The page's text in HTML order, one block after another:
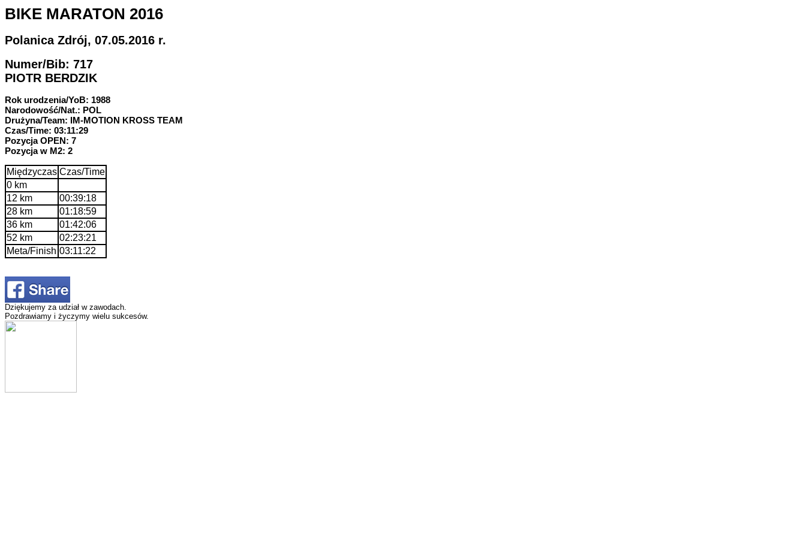
BIKE MARATON 2016
Polanica Zdrój, 07.05.2016 r.
Numer/Bib: 717
PIOTR BERDZIK
Rok urodzenia/YoB: 1988
Narodowość/Nat.: POL
Drużyna/Team: IM-MOTION KROSS TEAM
Czas/Time: 03:11:29
Pozycja OPEN: 7
Pozycja w M2: 2
Międzyczas Czas/Time
0 km
12 km
00:39:18
28 km
01:18:59
36 km
01:42:06
52 km
02:23:21
Meta/Finish 03:11:22
Dziękujemy za udział w zawodach.
Pozdrawiamy i życzymy wielu sukcesów.